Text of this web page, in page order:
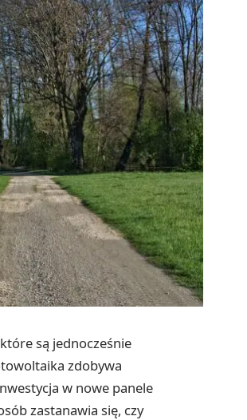
są jednocześnie
zdobywa
w nowe panele
zastanawia się, czy